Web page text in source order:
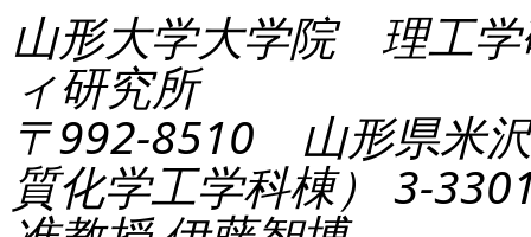
山形大学大学院 理工学
ィ研究所
〒992-8510 山形県米
質化学工学科棟） 3-